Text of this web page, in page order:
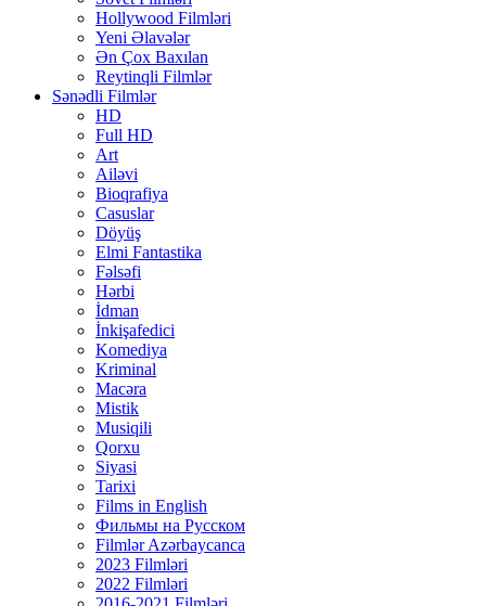
Hollywood Filmləri
Yeni Əlavələr
Ən Çox Baxılan
Reytinqli Filmlər
Sənədli Filmlər
HD
Full HD
Art
Ailəvi
Bioqrafiya
Casuslar
Döyüş
Elmi Fantastika
Fəlsəfi
Hərbi
İdman
İnkişafedici
Komediya
Kriminal
Macəra
Mistik
Musiqili
Qorxu
Siyasi
Tarixi
Films in English
Фильмы на Русском
Filmlər Azərbaycanca
2023 Filmləri
2022 Filmləri